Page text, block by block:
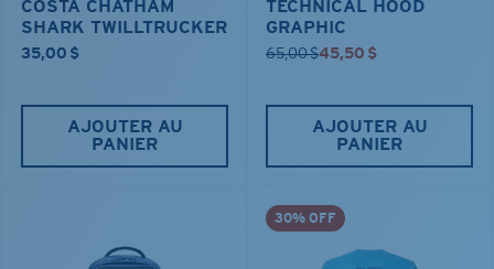
COSTA CHATHAM
SHARK TWILLTRUCKER
35,00 $
AJOUTER AU
PANIER
TECHNICAL HOOD
GRAPHIC
65,00 $45,50 $
AJOUTER AU
PANIER
30% OFF